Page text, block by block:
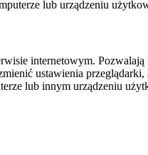
lub urządzeniu
internetowym.
ustawienia
lub innym urządzeniu